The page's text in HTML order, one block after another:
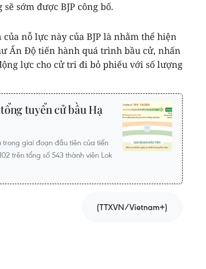
sớm được BJP công bố.
nỗ lực này của BJP là nhằm thể hiện
Ấn Độ tiến hành quá trình bầu cử, nhấn
lực cho cử tri đi bỏ phiếu với số lượng
tuyển cử bầu Hạ
giai đoạn đầu tiên của tiến
trên tổng số 543 thành viên Lok
(TTXVN/Vietnam+)